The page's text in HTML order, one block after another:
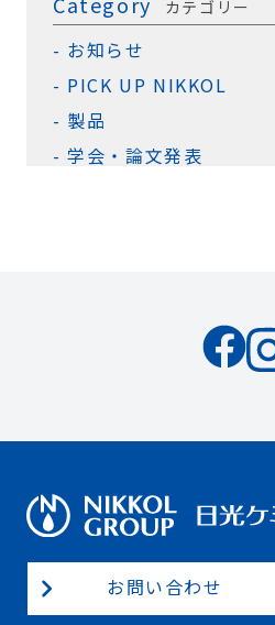
カテゴリー
お知らせ
PICK UP NIKKOL
製品
学会・論文発表
お問い合わせ